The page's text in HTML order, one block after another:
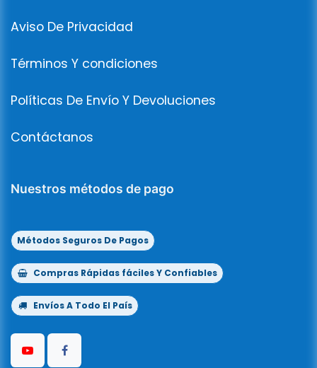
Aviso De Privacidad
Términos Y condiciones
Políticas De Envío Y Devoluciones
Contáctanos
Nuestros métodos de pago
Métodos Seguros De Pagos
Compras Rápidas fáciles Y Confiables
Envíos A Todo El País